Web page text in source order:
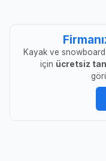
Kayak ve
için ücretsiz